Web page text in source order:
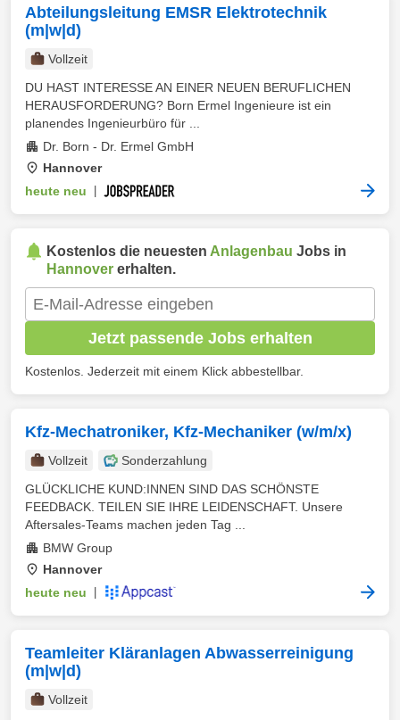
Abteilungsleitung EMSR Elektrotechnik
(m|w|d)
Vollzeit
DU HAST INTERESSE AN EINER NEUEN BERUFLICHEN
HERAUSFORDERUNG? Born Ermel Ingenieure ist ein
planendes Ingenieurbüro für ...
Dr. Born - Dr. Ermel GmbH
Hannover
heute neu
Kostenlos die neuesten Anlagenbau Jobs in
Hannover erhalten.
Jetzt passende Jobs erhalten
Kostenlos. Jederzeit mit einem Klick abbestellbar.
Kfz-Mechatroniker, Kfz-Mechaniker (w/m/x)
Vollzeit
Sonderzahlung
GLÜCKLICHE KUND:INNEN SIND DAS SCHÖNSTE
FEEDBACK. TEILEN SIE IHRE LEIDENSCHAFT. Unsere
Aftersales-Teams machen jeden Tag ...
BMW Group
Hannover
heute neu
Teamleiter Kläranlagen Abwasserreinigung
(m|w|d)
Vollzeit